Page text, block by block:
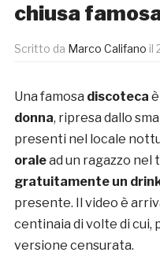
chiusa
Scritto da Marco Califano il
Una famosa discoteca
donna, ripresa dallo
presenti nel locale
oralead un ragazzo nel
gratuitamente un
presente. Il video è
centinaia di volte di cui,
versione censurata.